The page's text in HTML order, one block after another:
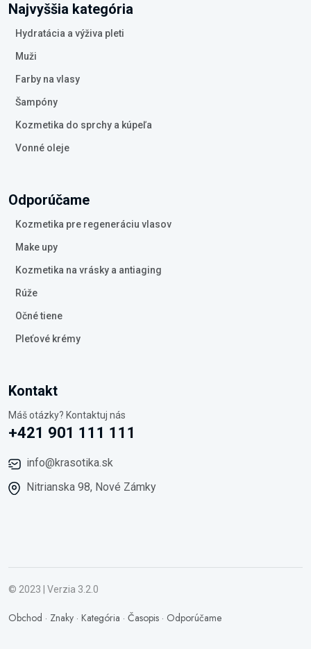
Najvyššia kategória
Hydratácia a výživa pleti
Muži
Farby na vlasy
Šampóny
Kozmetika do sprchy a kúpeľa
Vonné oleje
Odporúčame
Kozmetika pre regeneráciu vlasov
Make upy
Kozmetika na vrásky a antiaging
Rúže
Očné tiene
Pleťové krémy
Kontakt
Máš otázky? Kontaktuj nás
+421 901 111 111
info@krasotika.sk
Nitrianska 98, Nové Zámky
© 2023 | Verzia 3.2.0
Obchod · Znaky · Kategória · Časopis · Odporúčame